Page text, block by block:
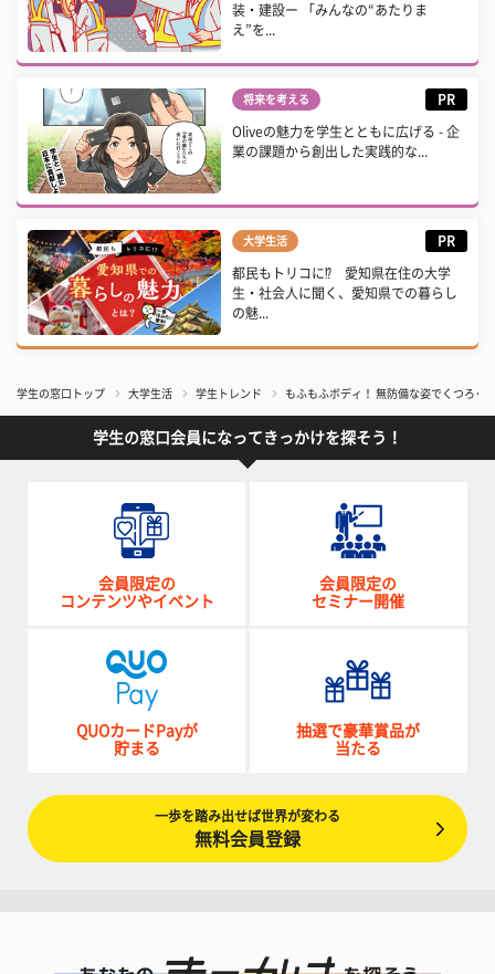
装・建設ー 「みんなの“あたりま
え”を...
将来を考える PR
Oliveの魅力を学生とともに広げる - 企
業の課題から創出した実践的な...
大学生活 PR
都民もトリコに⁉ 愛知県在住の大学
生・社会人に聞く、愛知県での暮らし
の魅...
学生の窓口トップ 大学生活 学生トレンド もふもふボディ！ 無防備な姿でくつろぐ
学生の窓口会員になってきっかけを探そう！
会員限定の
コンテンツやイベント
会員限定の
セミナー開催
QUOカードPayが
貯まる
抽選で豪華賞品が
当たる
一歩を踏み出せば世界が変わる
無料会員登録